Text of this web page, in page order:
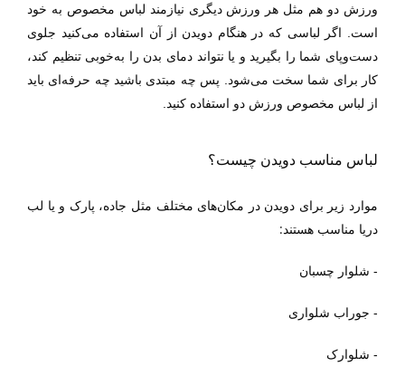
ورزش دو هم مثل هر ورزش دیگری نیازمند لباس مخصوص به خود
است. اگر لباسی که در هنگام دویدن از آن استفاده می‌کنید جلوی
دست‌وپای شما را بگیرید و یا نتواند دمای بدن را به‌خوبی تنظیم کند،
کار برای شما سخت می‌شود. پس چه مبتدی باشید چه حرفه‌ای باید
از لباس مخصوص ورزش دو استفاده کنید.
لباس مناسب دویدن چیست؟
موارد زیر برای دویدن در مکان‌های مختلف مثل جاده، پارک و یا لب
دریا مناسب هستند:
- شلوار چسبان
- جوراب شلواری
- شلوارک